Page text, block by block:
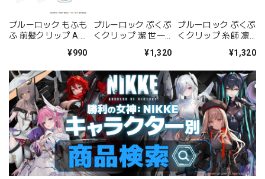
ブルーロック もふも
ふ 前髪クリップ A:
¥990
ブルーロック ぷくぷ
くクリップ 潔 世一
¥1,320
ブルーロック ぷくぷ
くクリップ 糸師 凛
¥1,320